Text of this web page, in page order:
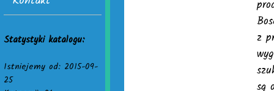
Statystyki katalogu:
Istniejemy od: 2015-09-
25
z
są